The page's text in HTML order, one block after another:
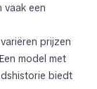
vaak een
prijzen
model met
biedt